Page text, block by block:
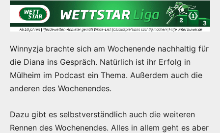
Winnyzja brachte sich am Wochenende nachhaltig für
die Diana ins Gespräch. Natürlich ist ihr Erfolg in
Mülheim im Podcast ein Thema. Außerdem auch die
anderen des Wochenendes.
Dazu gibt es selbstverständlich auch die weiteren
Rennen des Wochenendes. Alles in allem geht es aber